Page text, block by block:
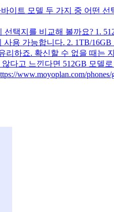
이트 모델 두 가지 중 어떤
택지를 비교해 볼까요? 1.
용 가능합니다. 2. 1TB/
하죠. 확신할 수 없을 때
다고 느낀다면 512GB 모델
www.moyoplan.com/